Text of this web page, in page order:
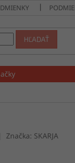
HĽADAŤ
Značka: SKARJA